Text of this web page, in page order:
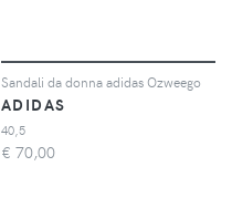
Sandali da donna adidas Ozweego
ADIDAS
40,5
€ 70,00